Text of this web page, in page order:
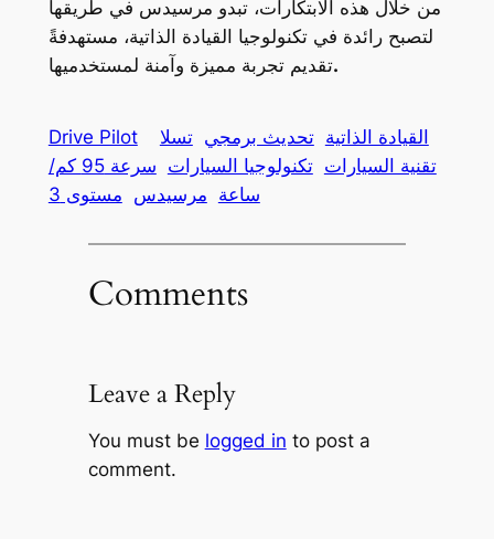
من خلال هذه الابتكارات، تبدو مرسيدس في طريقها
لتصبح رائدة في تكنولوجيا القيادة الذاتية، مستهدفةً
تقديم تجربة مميزة وآمنة لمستخدميها.
Drive Pilot القيادة الذاتية تحديث برمجي تسلا
تقنية السيارات تكنولوجيا السيارات
سرعة 95 كم/
ساعة مرسيدس مستوى 3
Comments
Leave a Reply
You must be logged in to post a
comment.